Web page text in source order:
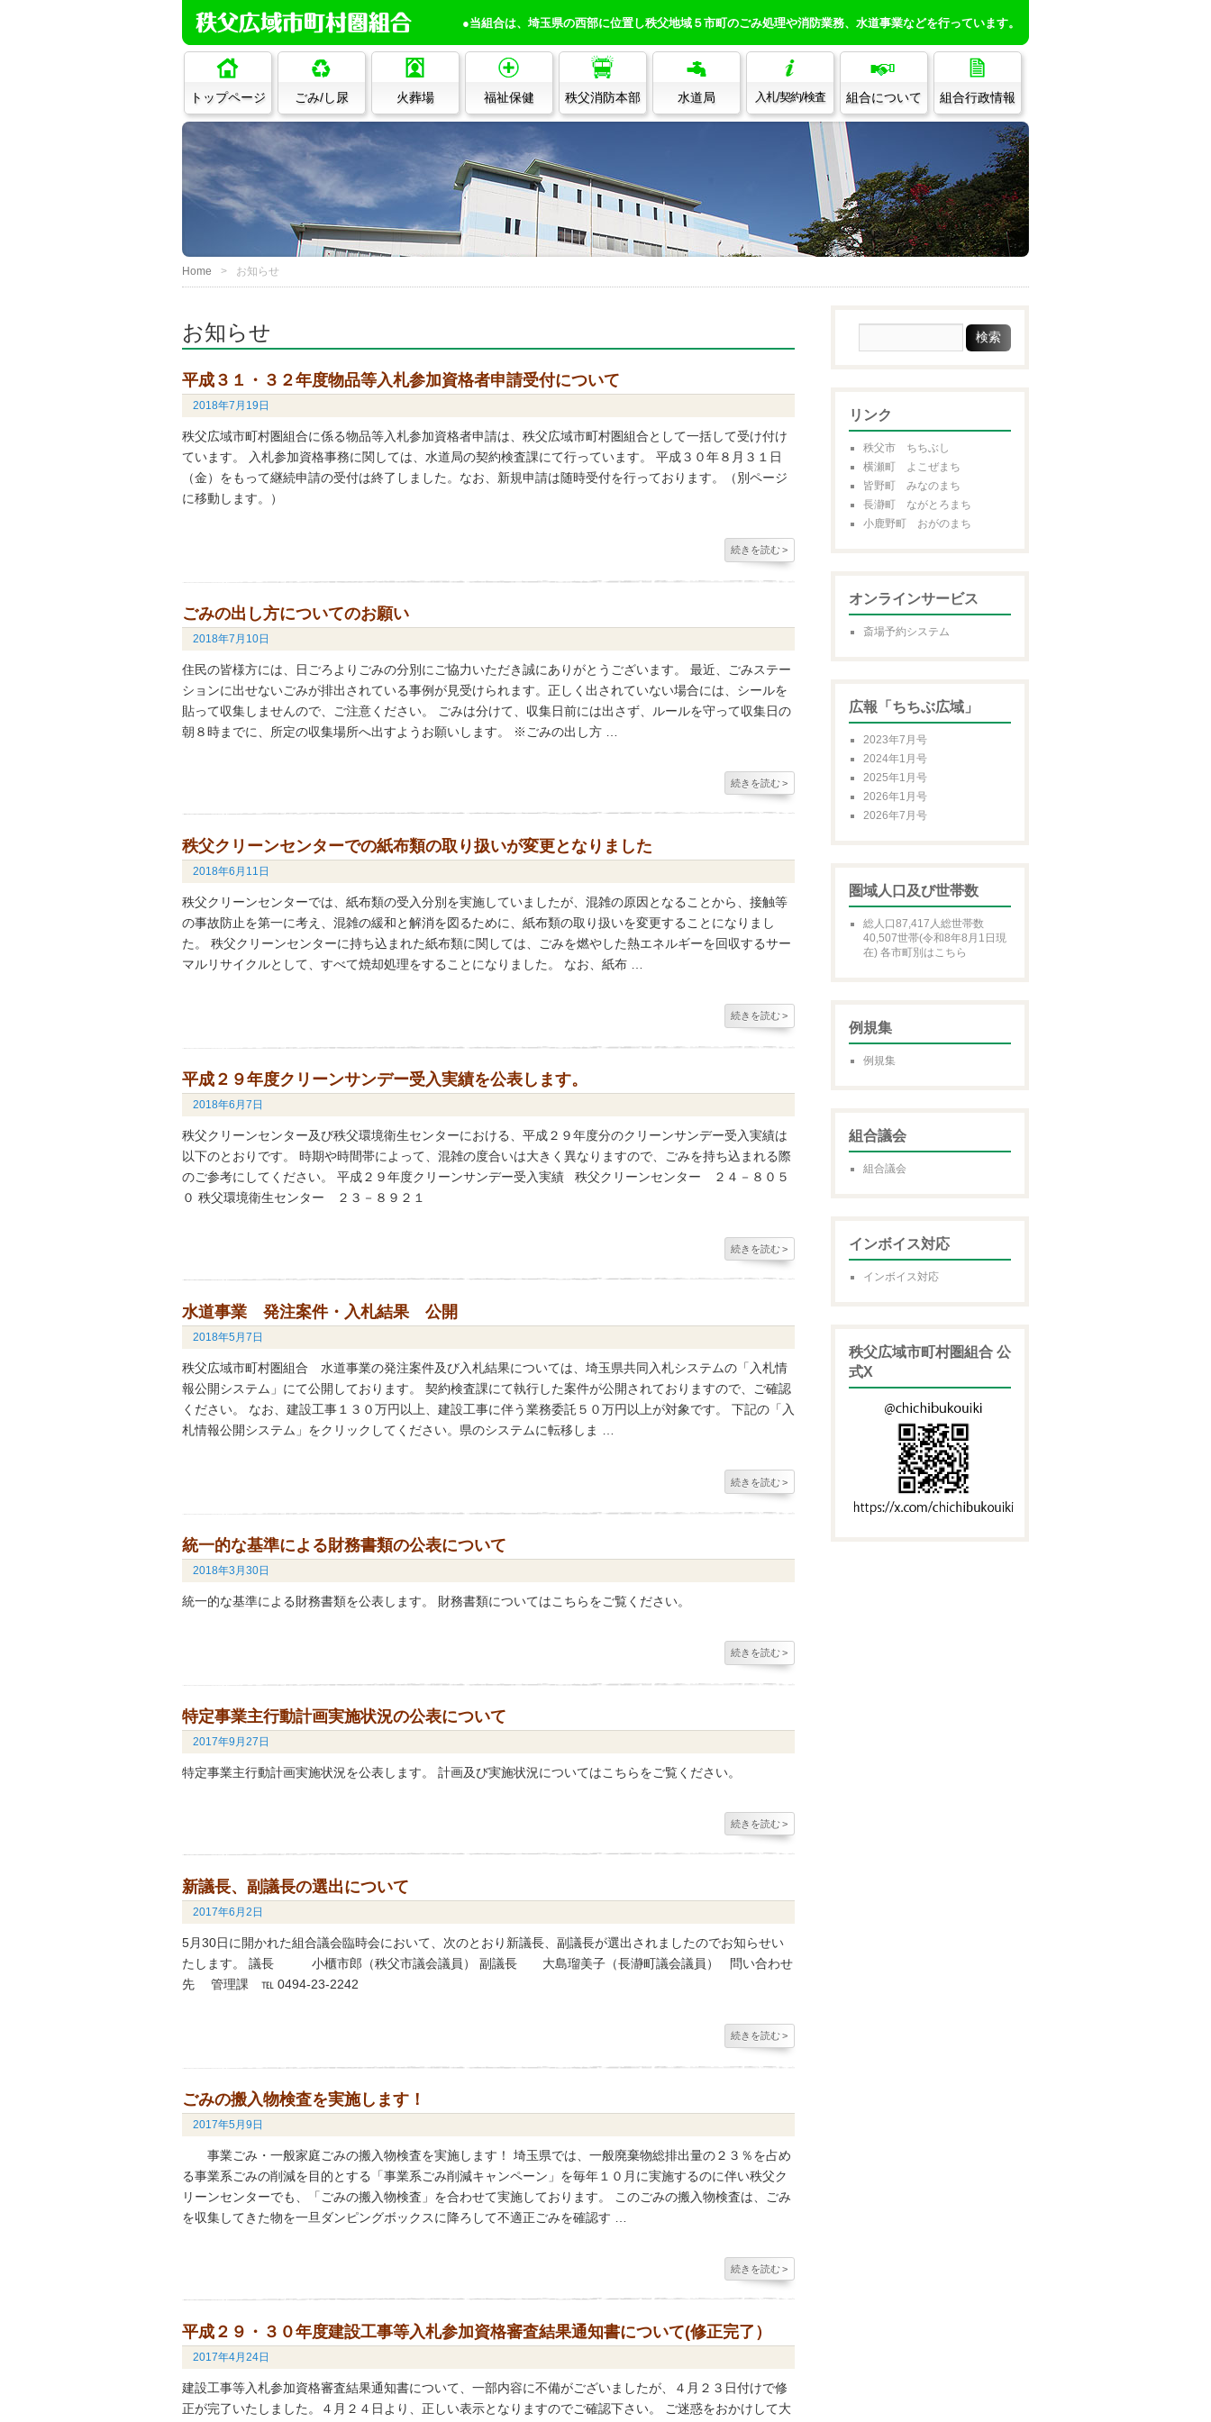
●当組合は、埼玉県の西部に位置し秩父地域５市町のごみ処理や消防業務、水道事業などを行っています。
トップページ ごみ/し尿 火葬場 福祉保健 秩父消防本部 水道局 入札/契約/検査 組合について 組合行政情報
Home お知らせ
お知らせ
平成３１・３２年度物品等入札参加資格者申請受付について
2018年7月19日
秩父広域市町村圏組合に係る物品等入札参加資格者申請は、秩父広域市町村圏組合として一括して受け付け
ています。 入札参加資格事務に関しては、水道局の契約検査課にて行っています。 平成３０年８月３１日
（金）をもって継続申請の受付は終了しました。なお、新規申請は随時受付を行っております。（別ページ
に移動します。）
続きを読む >
ごみの出し方についてのお願い
2018年7月10日
住民の皆様方には、日ごろよりごみの分別にご協力いただき誠にありがとうございます。 最近、ごみステー
ションに出せないごみが排出されている事例が見受けられます。正しく出されていない場合には、シールを
貼って収集しませんので、ご注意ください。 ごみは分けて、収集日前には出さず、ルールを守って収集日の
朝８時までに、所定の収集場所へ出すようお願いします。 ※ごみの出し方 …
続きを読む >
秩父クリーンセンターでの紙布類の取り扱いが変更となりました
2018年6月11日
秩父クリーンセンターでは、紙布類の受入分別を実施していましたが、混雑の原因となることから、接触等
の事故防止を第一に考え、混雑の緩和と解消を図るために、紙布類の取り扱いを変更することになりまし
た。 秩父クリーンセンターに持ち込まれた紙布類に関しては、ごみを燃やした熱エネルギーを回収するサー
マルリサイクルとして、すべて焼却処理をすることになりました。 なお、紙布 …
続きを読む >
平成２９年度クリーンサンデー受入実績を公表します。
2018年6月7日
秩父クリーンセンター及び秩父環境衛生センターにおける、平成２９年度分のクリーンサンデー受入実績は
以下のとおりです。 時期や時間帯によって、混雑の度合いは大きく異なりますので、ごみを持ち込まれる際
のご参考にしてください。 平成２９年度クリーンサンデー受入実績 秩父クリーンセンター ２４－８０５
０ 秩父環境衛生センター ２３－８９２１
続きを読む >
水道事業 発注案件・入札結果 公開
2018年5月7日
秩父広域市町村圏組合 水道事業の発注案件及び入札結果については、埼玉県共同入札システムの「入札情
報公開システム」にて公開しております。 契約検査課にて執行した案件が公開されておりますので、ご確認
ください。 なお、建設工事１３０万円以上、建設工事に伴う業務委託５０万円以上が対象です。 下記の「入
札情報公開システム」をクリックしてください。県のシステムに転移しま …
続きを読む >
統一的な基準による財務書類の公表について
2018年3月30日
統一的な基準による財務書類を公表します。 財務書類についてはこちらをご覧ください。
続きを読む >
特定事業主行動計画実施状況の公表について
2017年9月27日
特定事業主行動計画実施状況を公表します。 計画及び実施状況についてはこちらをご覧ください。
続きを読む >
新議長、副議長の選出について
2017年6月2日
5月30日に開かれた組合議会臨時会において、次のとおり新議長、副議長が選出されましたのでお知らせい
たします。 議長 小櫃市郎（秩父市議会議員） 副議長 大島瑠美子（長瀞町議会議員） 問い合わせ
先 管理課 ℡ 0494-23-2242
続きを読む >
ごみの搬入物検査を実施します！
2017年5月9日
事業ごみ・一般家庭ごみの搬入物検査を実施します！ 埼玉県では、一般廃棄物総排出量の２３％を占め
る事業系ごみの削減を目的とする「事業系ごみ削減キャンペーン」を毎年１０月に実施するのに伴い秩父ク
リーンセンターでも、「ごみの搬入物検査」を合わせて実施しております。 このごみの搬入物検査は、ごみ
を収集してきた物を一旦ダンピングボックスに降ろして不適正ごみを確認す …
続きを読む >
平成２９・３０年度建設工事等入札参加資格審査結果通知書について(修正完了）
2017年4月24日
建設工事等入札参加資格審査結果通知書について、一部内容に不備がございましたが、４月２３日付けで修
正が完了いたしました。４月２４日より、正しい表示となりますのでご確認下さい。 ご迷惑をおかけして大
リンク
秩父市 ちちぶし
横瀬町 よこぜまち
皆野町 みなのまち
長瀞町 ながとろまち
小鹿野町 おがのまち
オンラインサービス
斎場予約システム
広報「ちちぶ広域」
2023年7月号
2024年1月号
2025年1月号
2026年1月号
2026年7月号
圏域人口及び世帯数
総人口87,417人総世帯数
40,507世帯(令和8年8月1日現
在) 各市町別はこちら
例規集
例規集
組合議会
組合議会
インボイス対応
インボイス対応
秩父広域市町村圏組合 公
式X